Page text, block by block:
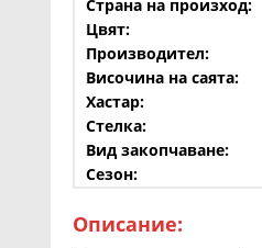
Страна на произход:
Цвят:
Производител:
Височина на саята:
Хастар:
Стелка:
Вид закопчаване:
Сезон:
Описание: